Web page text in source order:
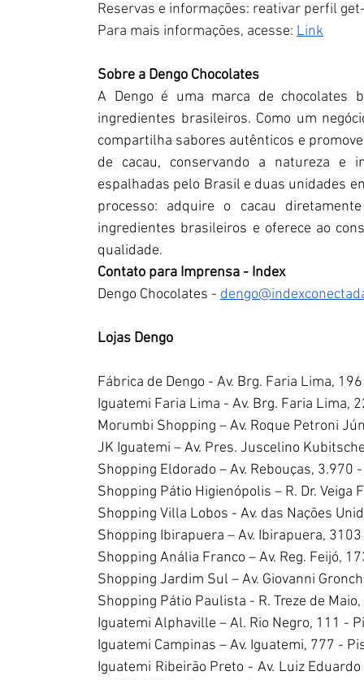
Reservas e informações: reativar perfil
Para mais informações, acesse: Link
Sobre a Dengo Chocolates
A Dengo é uma marca de chocolates
ingredientes brasileiros. Como um
compartilha sabores autênticos e
de cacau, conservando a natureza e
espalhadas pelo Brasil e duas unidades
processo: adquire o cacau
ingredientes brasileiros e oferece ao
qualidade.
Contato para Imprensa - Index
Dengo Chocolates -
Lojas Dengo
Fábrica de Dengo - Av. Brg. Faria Lima,
Iguatemi Faria Lima - Av. Brg. Faria Lima,
Morumbi Shopping – Av. Roque Petroni
JK Iguatemi – Av. Pres. Juscelino
Shopping Eldorado – Av. Rebouças, 3.970
Shopping Pátio Higienópolis – R. Dr.
Shopping Villa Lobos - Av. das Nações
Shopping Ibirapuera – Av. Ibirapuera,
Shopping Anália Franco – Av. Reg. Feijó,
Shopping Jardim Sul – Av. Giovanni
Shopping Pátio Paulista - R. Treze de
Iguatemi Alphaville – Al. Rio Negro, 111 -
Iguatemi Campinas – Av. Iguatemi, 777 -
Iguatemi Ribeirão Preto - Av. Luiz